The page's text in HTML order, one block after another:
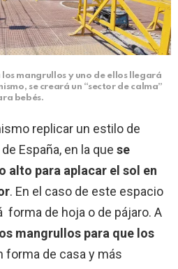
mangrullos y uno de ellos llegará
se creará un “sector de calma”
bebés.
replicar un estilo de
España, en la que se
alto para aplacar el sol en
. En el caso de este espacio
forma de hoja o de pájaro. A
mangrullos para que los
forma de casa y más